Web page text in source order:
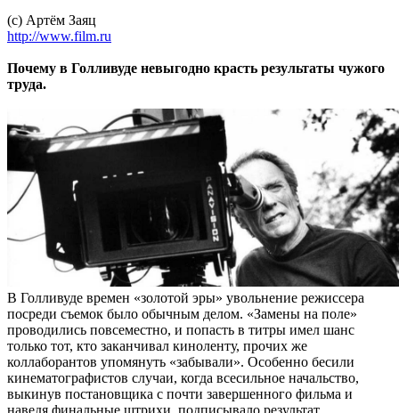
(с) Артём Заяц
http://www.film.ru
Почему в Голливуде невыгодно красть результаты чужого
труда.
В Голливуде времен «золотой эры» увольнение режиссера
посреди съемок было обычным делом. «Замены на поле»
проводились повсеместно, и попасть в титры имел шанс
только тот, кто заканчивал киноленту, прочих же
коллаборантов упомянуть «забывали». Особенно бесили
кинематографистов случаи, когда всесильное начальство,
выкинув постановщика с почти завершенного фильма и